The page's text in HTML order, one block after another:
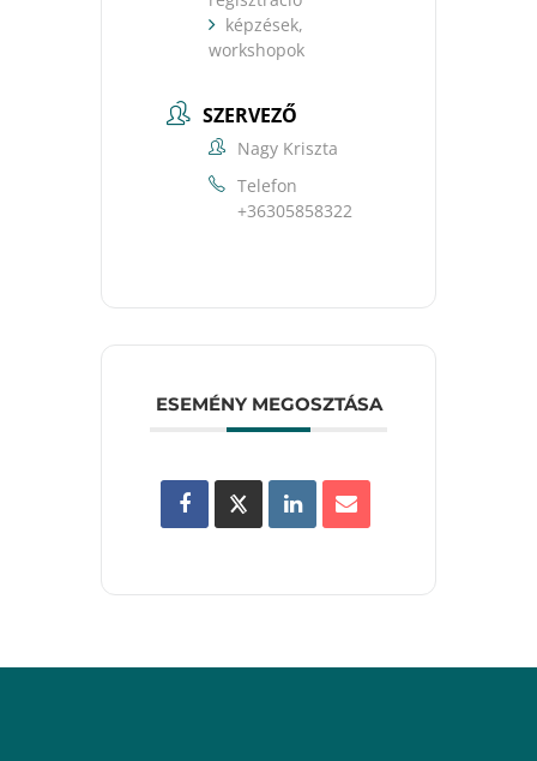
képzések,
workshopok
SZERVEZŐ
Nagy Kriszta
Telefon
+36305858322
ESEMÉNY MEGOSZTÁSA